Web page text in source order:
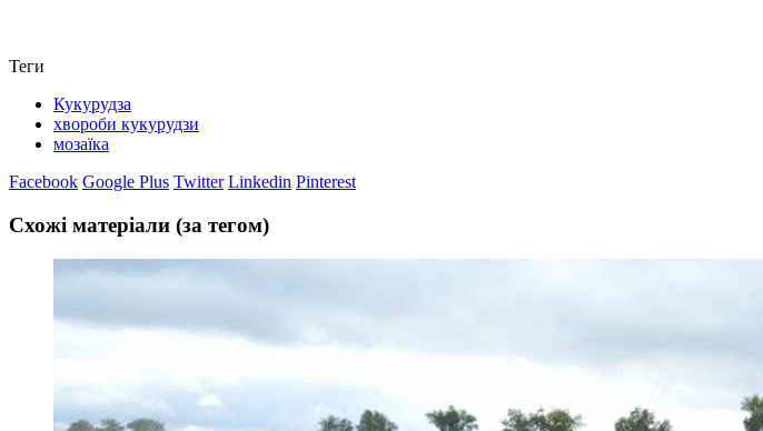
Теги
Кукурудза
хвороби кукурудзи
мозаїка
Facebook Google Plus Twitter Linkedin Pinterest
Схожі матеріали (за тегом)